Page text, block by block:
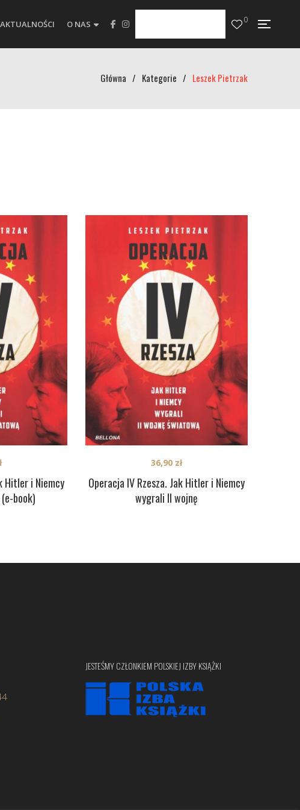
AKTUALNOŚCI O NAS 0
Główna / Kategorie / Leszek Pietrzak
Hitler i Niemcy
book)
Operacja IV Rzesza. Jak Hitler i Niemcy
wygrali II wojnę
36,90 zł
JESTEŚMY CZŁONKIEM POLSKIEJ IZBY KSIĄŻKI